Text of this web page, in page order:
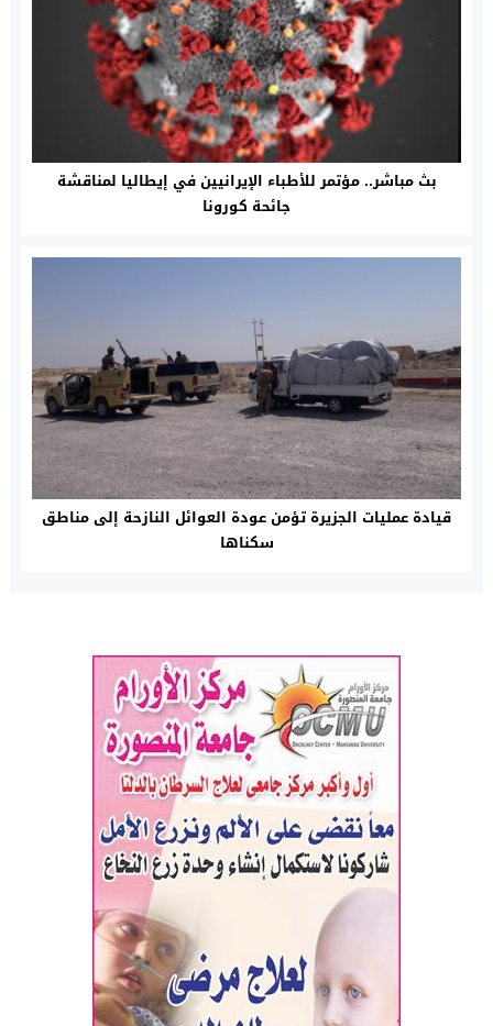
بث مباشر.. مؤتمر للأطباء الإيرانيين في إيطاليا لمناقشة
جائحة كورونا
قيادة عمليات الجزيرة تؤمن عودة العوائل النازحة إلى مناطق
سكناها